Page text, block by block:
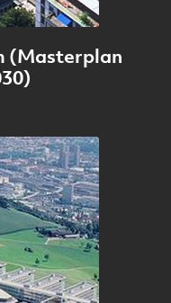
(Masterplan